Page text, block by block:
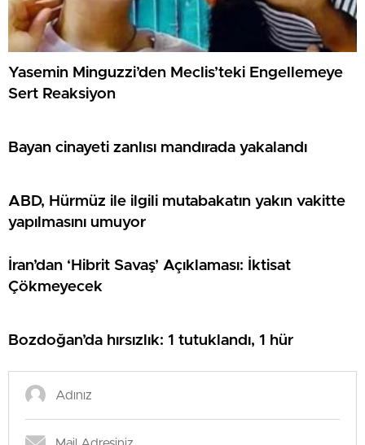
Yasemin Minguzzi’den Meclis’teki Engellemeye
Sert Reaksiyon
Bayan cinayeti zanlısı mandırada yakalandı
ABD, Hürmüz ile ilgili mutabakatın yakın vakitte
yapılmasını umuyor
İran’dan ‘Hibrit Savaş’ Açıklaması: İktisat
Çökmeyecek
Bozdoğan’da hırsızlık: 1 tutuklandı, 1 hür